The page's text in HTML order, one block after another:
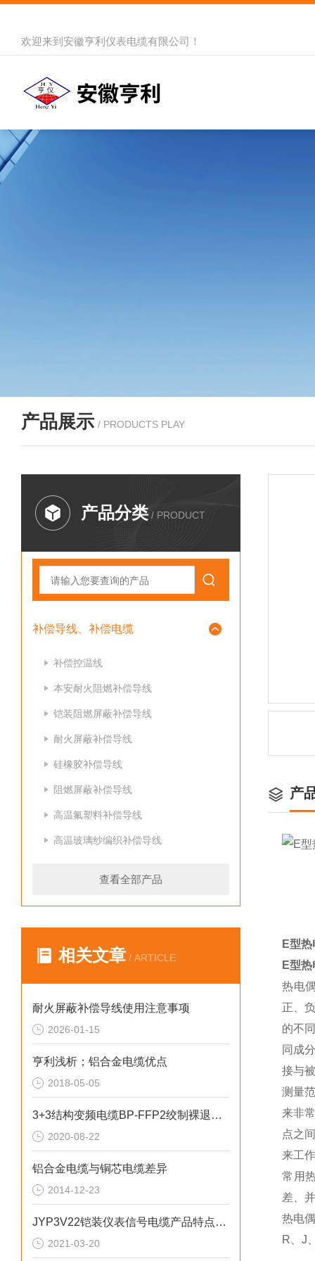
欢迎来到 安徽亨利仪表电缆有限公司 ！
产品展示 / PRODUCTS PLAY
产品分类 / PRODUCT
补偿导线、补偿电缆
补偿控温线
本安耐火阻燃补偿导线
铠装阻燃屏蔽补偿导线
耐火屏蔽补偿导线
硅橡胶补偿导线
阻燃屏蔽补偿导线
高温氟塑料补偿导线
高温玻璃纱编织补偿导线
查看全部产品
相关文章 / ARTICLE
耐火屏蔽补偿导线使用注意事项
2026-01-15
亨利浅析；铝合金电缆优点
2018-05-05
3+3结构变频电缆BP-FFP2绞制裸退火铜
2020-08-22
铝合金电缆与铜芯电缆差异
2014-12-23
JYP3V22铠装仪表信号电缆产品特点及用途
2021-03-20
产
E型
E型
热电
正、
的不
同成
接与
测量
来非
点之
来工
常用
差、
热电
R、J